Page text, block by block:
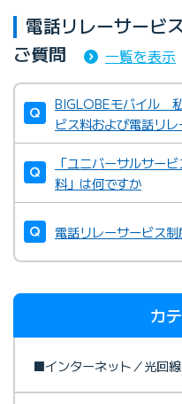
電話リレーサービ
ご質問
一覧を表示
BIGLOBEモバイル
ビス料および電話リ
「ユニバーサルサー
料」は何ですか
電話リレーサービス
カ
■インターネット／光回線